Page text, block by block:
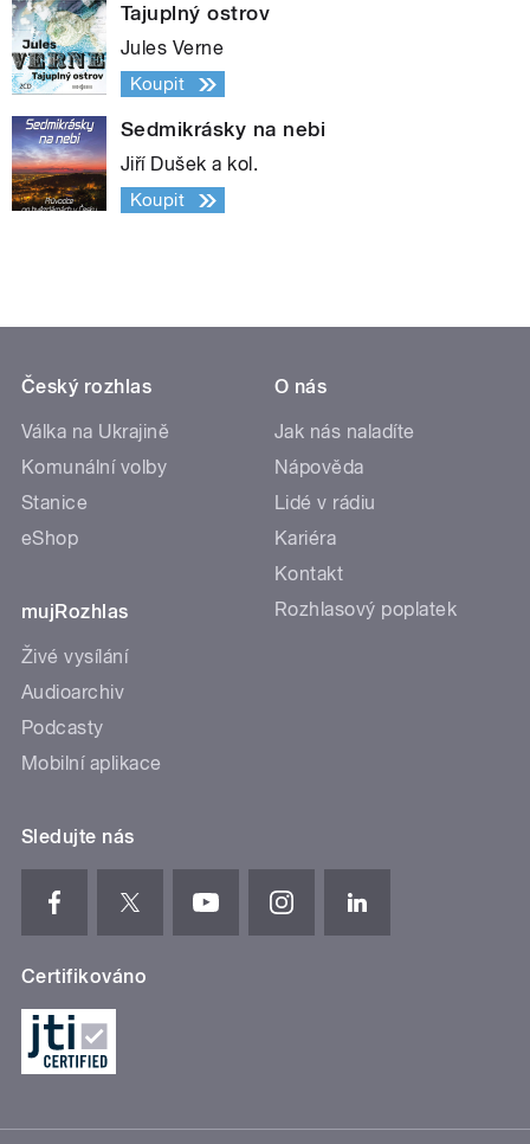
Tajuplný ostrov
Jules Verne
Koupit
Sedmikrásky na nebi
Jiří Dušek a kol.
Koupit
Český rozhlas
Válka na Ukrajině
Komunální volby
Stanice
eShop
mujRozhlas
Živé vysílání
Audioarchiv
Podcasty
Mobilní aplikace
O nás
Jak nás naladíte
Nápověda
Lidé v rádiu
Kariéra
Kontakt
Rozhlasový poplatek
Sledujte nás
Certifikováno